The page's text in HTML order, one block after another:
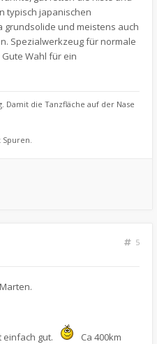
typisch japanischen
grundsolide und meistens auch
Spezialwerkzeug für normale
Wahl für ein
die Tanzfläche auf der Nase
5
einfach gut.
Ca 400km